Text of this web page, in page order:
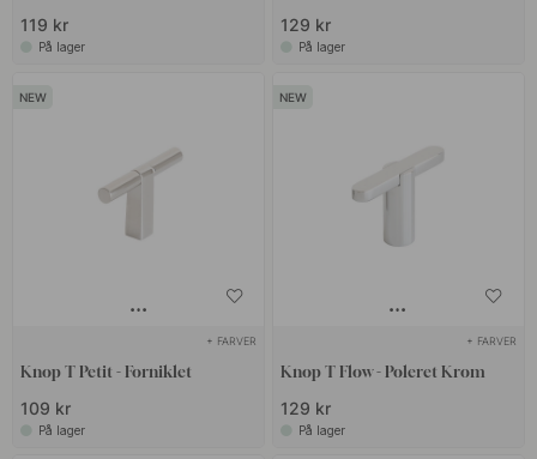
119 kr
På lager
129 kr
På lager
+ FARVER
Knop T Petit - Forniklet
109 kr
På lager
+ FARVER
Knop T Flow - Poleret Krom
129 kr
På lager